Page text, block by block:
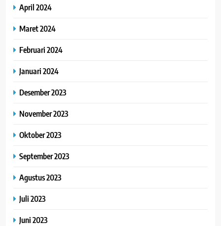
April 2024
Maret 2024
Februari 2024
Januari 2024
Desember 2023
November 2023
Oktober 2023
September 2023
Agustus 2023
Juli 2023
Juni 2023